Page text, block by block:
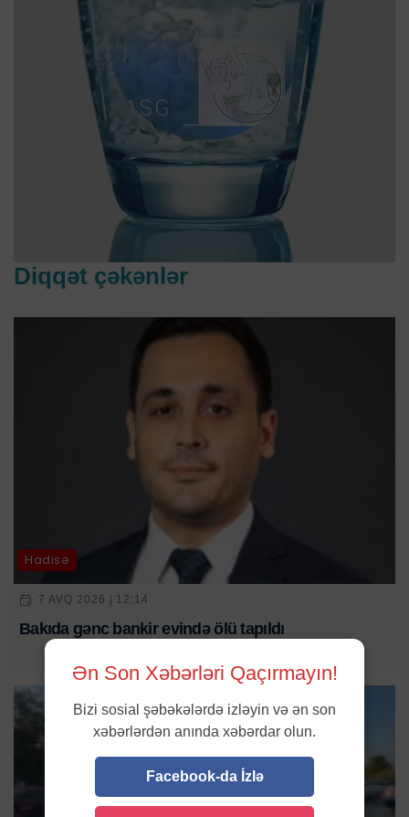
Diqqət çəkənlər
Hadisə
7 AVQ 2026 | 12:14
Bakıda gənc bankir evində ölü tapıldı
Ən Son Xəbərləri Qaçırmayın!
Bizi sosial şəbəkələrdə izləyin və ən son
xəbərlərdən anında xəbərdar olun.
Facebook-da İzlə